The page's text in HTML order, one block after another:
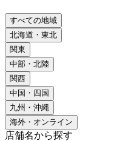
すべての地域
北海道・東北
関東
中部・北陸
関西
中国・四国
九州・沖縄
海外・オンライン
店舗名から探す